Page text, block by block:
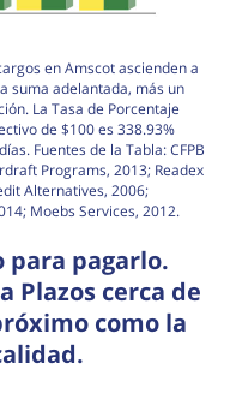
en Amscot ascienden a
suma adelantada, más un
La Tasa de Porcentaje
de $100 es 338.93%
Fuentes de la Tabla: CFPB
Programs, 2013; Readex
Alternatives, 2006;
Moebs Services, 2012.
para pagarlo.
Plazos cerca de
como la